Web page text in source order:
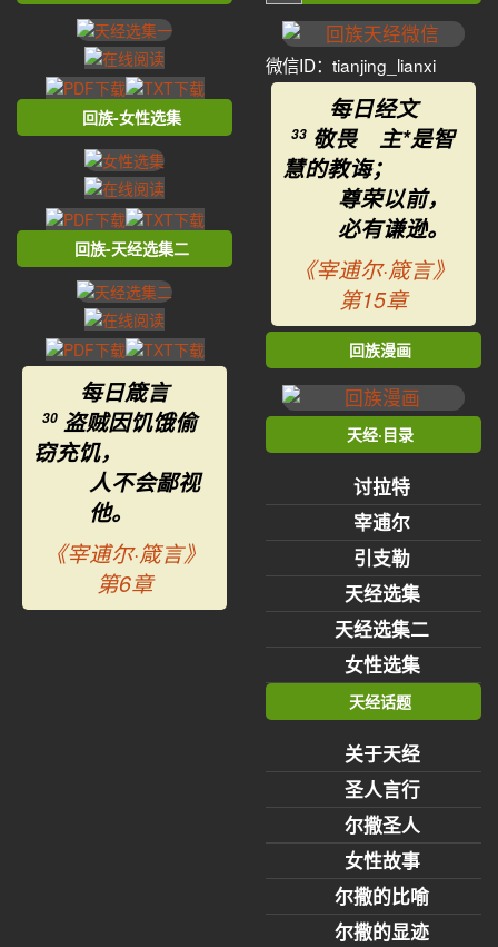
回族-女性选集
回族-天经选集二
每日箴言
30 盗贼因饥饿偷
窃充饥，
人不会鄙视
他。
《宰逋尔·箴言》
第6章
微信ID：tianjing_lianxi
每日经文
33 敬畏 主*是智
慧的教诲；
尊荣以前，
必有谦逊。
《宰逋尔·箴言》
第15章
回族漫画
天经·目录
讨拉特
宰逋尔
引支勒
天经选集
天经选集二
女性选集
天经话题
关于天经
圣人言行
尔撒圣人
女性故事
尔撒的比喻
尔撒的显迹